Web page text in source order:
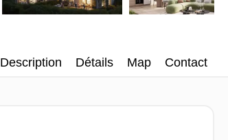
Description Détails Map Contact